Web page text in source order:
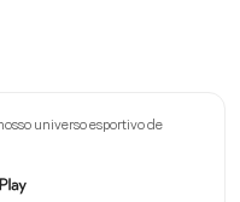
universo esportivo de